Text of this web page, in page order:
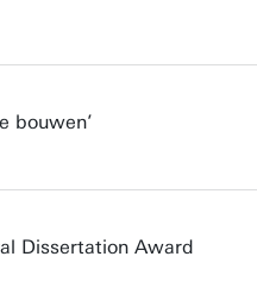
bouwen’
Dissertation Award